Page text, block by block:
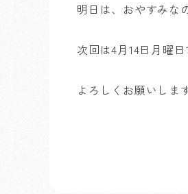
明日は、おやすみな
次回は4月14日月曜日
よろしくお願いしま